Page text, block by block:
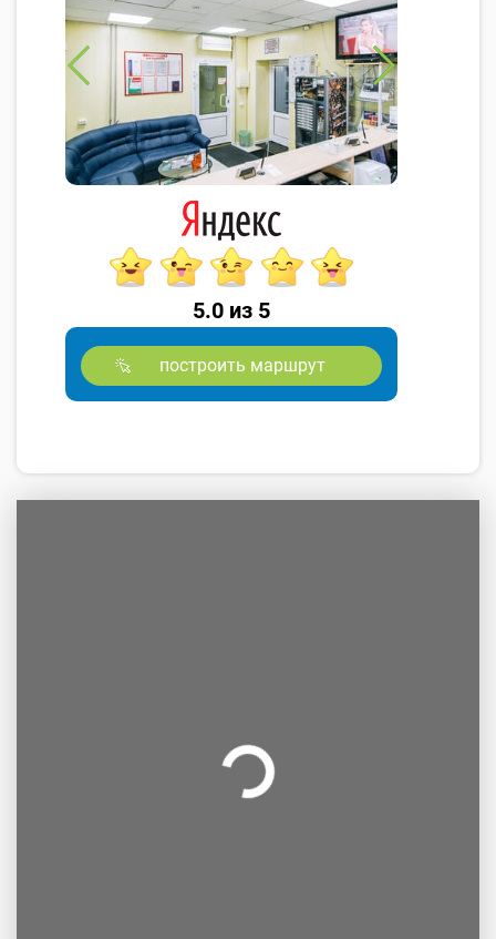
5.0 из 5
построить маршрут